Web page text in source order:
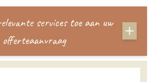
services toe aan uw
offerteaanvraag